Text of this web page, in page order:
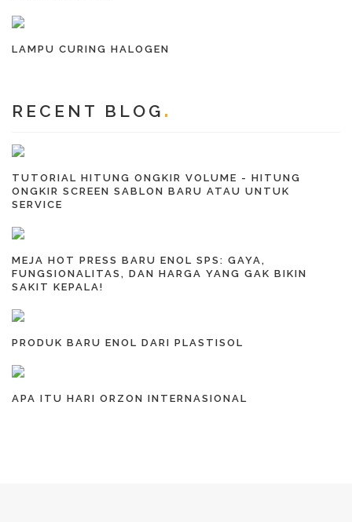
LAMPU CURING HALOGEN
RECENT BLOG
TUTORIAL HITUNG ONGKIR VOLUME - HITUNG
ONGKIR SCREEN SABLON BARU ATAU UNTUK
SERVICE
MEJA HOT PRESS BARU ENOL SPS: GAYA,
FUNGSIONALITAS, DAN HARGA YANG GAK BIKIN
SAKIT KEPALA!
PRODUK BARU ENOL DARI PLASTISOL
APA ITU HARI ORZON INTERNASIONAL